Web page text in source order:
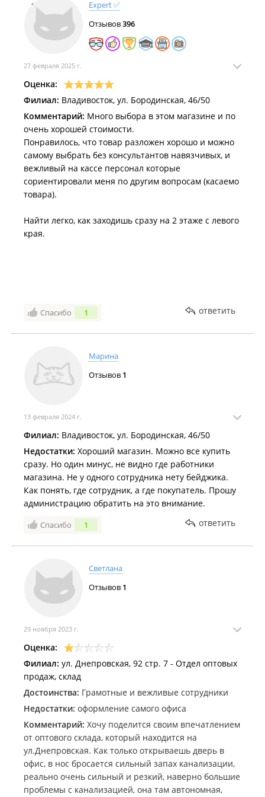
Expert ✅
Отзывов396
27 февраля 2025 г.
Оценка:
Филиал: Владивосток, ул. Бородинская, 46/50
Комментарий: Много выбора в этом магазине и по
очень хорошей стоимости.
Понравилось, что товар разложен хорошо и можно
самому выбрать без консультантов навязчивых, и
вежливый на кассе персонал которые
сориентировали меня по другим вопросам (касаемо
товара).
Найти легко, как заходишь сразу на 2 этаже с левого
края.
Спасибо 1 ответить
Марина
Отзывов 1
13 февраля 2024 г.
Филиал: Владивосток, ул. Бородинская, 46/50
Недостатки: Хороший магазин. Можно все купить
сразу. Но один минус, не видно где работники
магазина. Не у одного сотрудника нету бейджика.
Как понять, где сотрудник, а где покупатель. Прошу
администрацию обратить на это внимание.
Спасибо 1 ответить
Светлана
Отзывов 1
29 ноября 2023 г.
Оценка:
Филиал: ул. Днепровская, 92 стр. 7 - Отдел оптовых
продаж, склад
Достоинства: Грамотные и вежливые сотрудники
Недостатки: оформление самого офиса
Комментарий: Хочу поделится своим впечатлением
от оптового склада, который находится на
ул.Днепровская. Как только открываешь дверь в
офис, в нос бросается сильный запах канализации,
реально очень сильный и резкий, наверно большие
проблемы с канализацией, она там автономная,